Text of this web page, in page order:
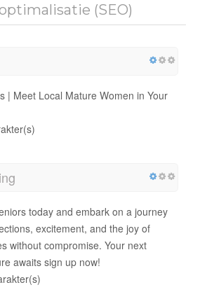
(SEO)
| Meet Local Mature Women in Your
today and embark on a journey
excitement, and the joy of
without compromise. Your next
awaits sign up now!